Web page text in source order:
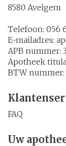
8580 Avelgem
Telefoon: 056
E-mailadres:
APB nummer:
Apotheek
BTW nummer:
FAQ
Uw